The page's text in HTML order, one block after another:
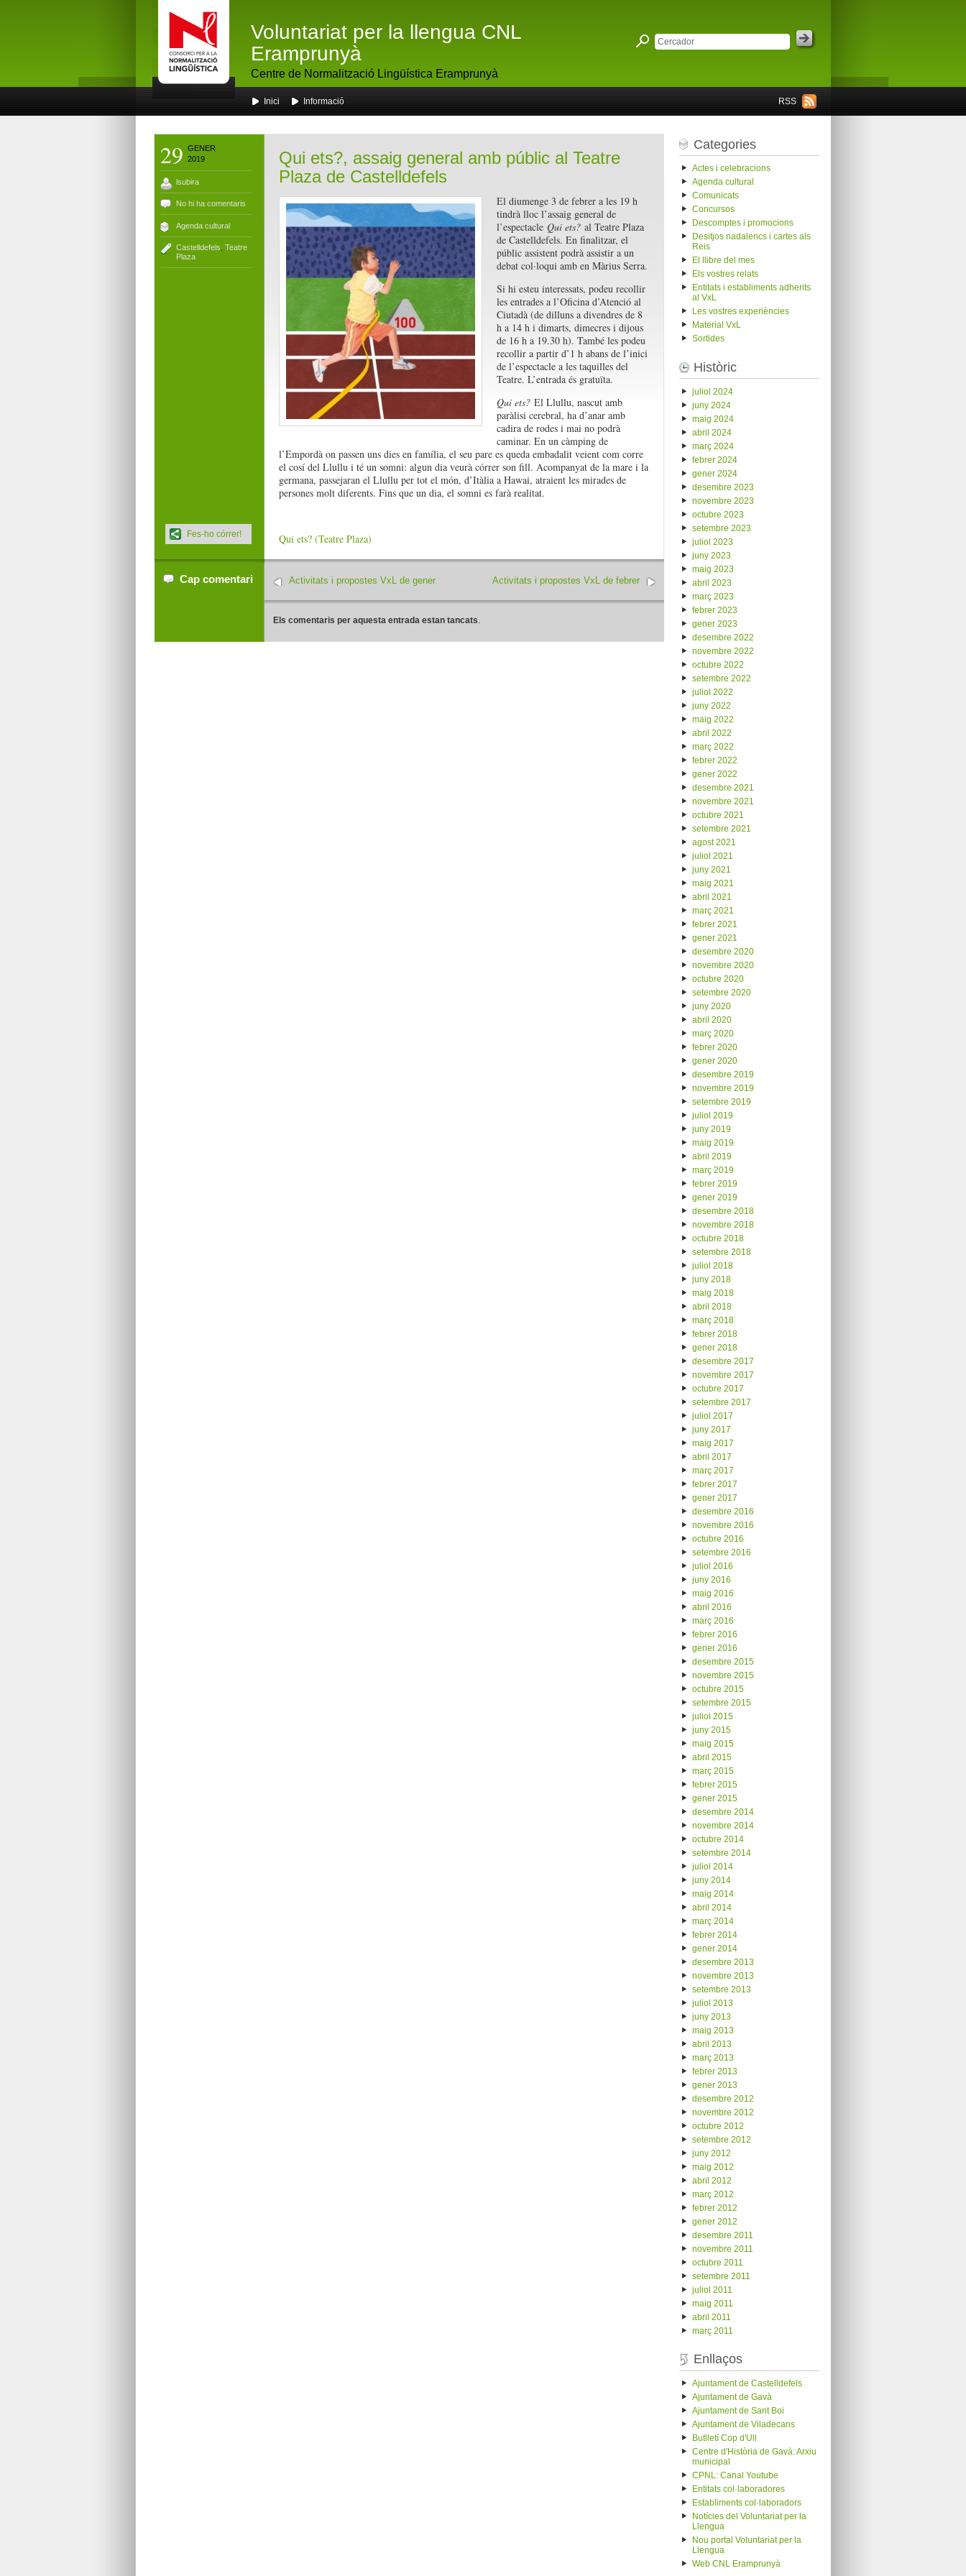
Voluntariat per la llengua CNL
Eramprunyà
Centre de Normalització Lingüística Eramprunyà
RSS
Inici Informació
29 GENER
2019
lsubira
No hi ha comentaris
Agenda cultural
Castelldefels Teatre
Plaza
Qui ets?, assaig general amb públic al Teatre
Plaza de Castelldefels
El diumenge 3 de febrer a les 19 h
tindrà lloc l’assaig general de
l’espectacle Qui ets?al Teatre Plaza
de Castelldefels. En finalitzar, el
públic assistent podrà assistir a un
debat col·loqui amb en Màrius Serra.
Si hi esteu interessats, podeu recollir
les entrades a l’Oficina d’Atenció al
Ciutadà (de dilluns a divendres de 8
h a 14 h i dimarts, dimecres i dijous
de 16 h a 19.30 h). També les podeu
recollir a partir d’1 h abans de l’inici
de l’espectacle a les taquilles del
Teatre. L’entrada és gratuïta.
Qui ets?El Llullu, nascut amb
paràlisi cerebral, ha d’anar amb
cadira de rodes i mai no podrà
caminar. En un càmping de
l’Empordà on passen uns dies en família, el seu pare es queda embadalit veient com corre
el cosí del Llullu i té un somni: algun dia veurà córrer son fill. Acompanyat de la mare i la
germana, passejaran el Llullu per tot el món, d’Itàlia a Hawai, atraient les mirades de
persones molt diferents. Fins que un dia, el somni es farà realitat.
Qui ets? (Teatre Plaza)
Fes-ho córrer!
Cap comentari Activitats i propostes VxL de febrer
Activitats i propostes VxL de gener
Els comentaris per aquesta entrada estan tancats.
Categories
Actes i celebracions
Agenda cultural
Comunicats
Concursos
Descomptes i promocions
Desitjos nadalencs i cartes als
Reis
El llibre del mes
Els vostres relats
Entitats i establiments adherits
al VxL
Les vostres experiències
Material VxL
Sortides
Històric
juliol 2024
juny 2024
maig 2024
abril 2024
març 2024
febrer 2024
gener 2024
desembre 2023
novembre 2023
octubre 2023
setembre 2023
juliol 2023
juny 2023
maig 2023
abril 2023
març 2023
febrer 2023
gener 2023
desembre 2022
novembre 2022
octubre 2022
setembre 2022
juliol 2022
juny 2022
maig 2022
abril 2022
març 2022
febrer 2022
gener 2022
desembre 2021
novembre 2021
octubre 2021
setembre 2021
agost 2021
juliol 2021
juny 2021
maig 2021
abril 2021
març 2021
febrer 2021
gener 2021
desembre 2020
novembre 2020
octubre 2020
setembre 2020
juny 2020
abril 2020
març 2020
febrer 2020
gener 2020
desembre 2019
novembre 2019
setembre 2019
juliol 2019
juny 2019
maig 2019
abril 2019
març 2019
febrer 2019
gener 2019
desembre 2018
novembre 2018
octubre 2018
setembre 2018
juliol 2018
juny 2018
maig 2018
abril 2018
març 2018
febrer 2018
gener 2018
desembre 2017
novembre 2017
octubre 2017
setembre 2017
juliol 2017
juny 2017
maig 2017
abril 2017
març 2017
febrer 2017
gener 2017
desembre 2016
novembre 2016
octubre 2016
setembre 2016
juliol 2016
juny 2016
maig 2016
abril 2016
març 2016
febrer 2016
gener 2016
desembre 2015
novembre 2015
octubre 2015
setembre 2015
juliol 2015
juny 2015
maig 2015
abril 2015
març 2015
febrer 2015
gener 2015
desembre 2014
novembre 2014
octubre 2014
setembre 2014
juliol 2014
juny 2014
maig 2014
abril 2014
març 2014
febrer 2014
gener 2014
desembre 2013
novembre 2013
setembre 2013
juliol 2013
juny 2013
maig 2013
abril 2013
març 2013
febrer 2013
gener 2013
desembre 2012
novembre 2012
octubre 2012
setembre 2012
juny 2012
maig 2012
abril 2012
març 2012
febrer 2012
gener 2012
desembre 2011
novembre 2011
octubre 2011
setembre 2011
juliol 2011
maig 2011
abril 2011
març 2011
Enllaços
Ajuntament de Castelldefels
Ajuntament de Gavà
Ajuntament de Sant Boi
Ajuntament de Viladecans
Butlletí Cop d'Ull
Centre d'Història de Gavà: Arxiu
municipal
CPNL: Canal Youtube
Entitats col·laboradores
Establiments col·laboradors
Notícies del Voluntariat per la
Llengua
Nou portal Voluntariat per la
Llengua
Web CNL Eramprunyà